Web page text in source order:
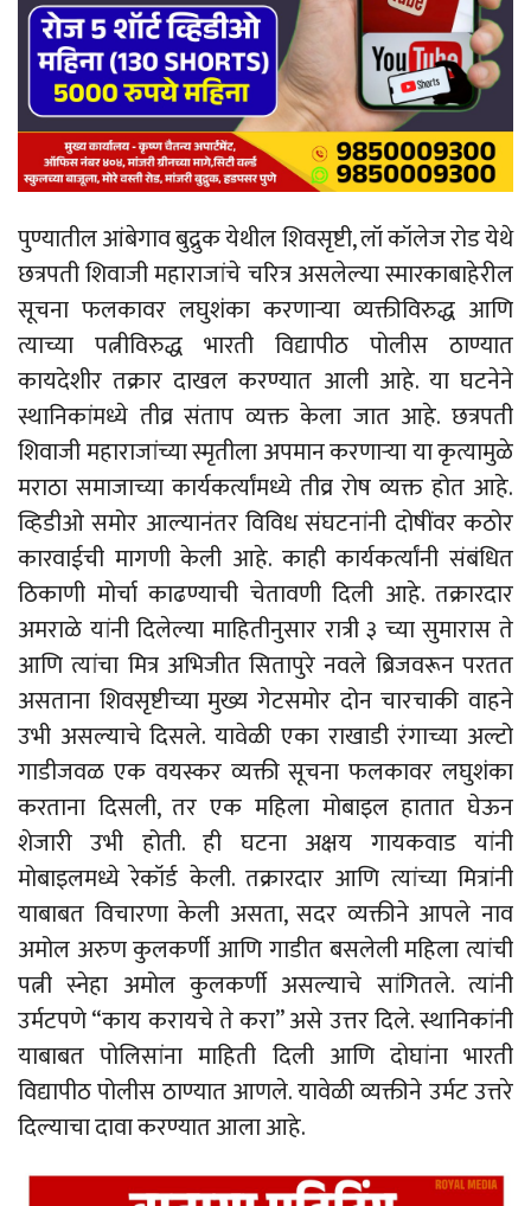
पुण्यातील आंबेगाव बुद्रुक येथील शिवसृष्टी, लॉ कॉलेज रोड येथे
छत्रपती शिवाजी महाराजांचे चरित्र असलेल्या स्मारकाबाहेरील
सूचना फलकावर लघुशंका करणाऱ्या व्यक्तीविरुद्ध आणि
त्याच्या पत्नीविरुद्ध भारती विद्यापीठ पोलीस ठाण्यात
कायदेशीर तक्रार दाखल करण्यात आली आहे. या घटनेने
स्थानिकांमध्ये तीव्र संताप व्यक्त केला जात आहे. छत्रपती
शिवाजी महाराजांच्या स्मृतीला अपमान करणाऱ्या या कृत्यामुळे
मराठा समाजाच्या कार्यकर्त्यांमध्ये तीव्र रोष व्यक्त होत आहे.
व्हिडीओ समोर आल्यानंतर विविध संघटनांनी दोषींवर कठोर
कारवाईची मागणी केली आहे. काही कार्यकर्त्यांनी संबंधित
ठिकाणी मोर्चा काढण्याची चेतावणी दिली आहे. तक्रारदार
अमराळे यांनी दिलेल्या माहितीनुसार रात्री ३ च्या सुमारास ते
आणि त्यांचा मित्र अभिजीत सितापुरे नवले ब्रिजवरून परतत
असताना शिवसृष्टीच्या मुख्य गेटसमोर दोन चारचाकी वाहने
उभी असल्याचे दिसले. यावेळी एका राखाडी रंगाच्या अल्टो
गाडीजवळ एक वयस्कर व्यक्ती सूचना फलकावर लघुशंका
करताना दिसली, तर एक महिला मोबाइल हातात घेऊन
शेजारी उभी होती. ही घटना अक्षय गायकवाड यांनी
मोबाइलमध्ये रेकॉर्ड केली. तक्रारदार आणि त्यांच्या मित्रांनी
याबाबत विचारणा केली असता, सदर व्यक्तीने आपले नाव
अमोल अरुण कुलकर्णी आणि गाडीत बसलेली महिला त्यांची
पत्नी स्नेहा अमोल कुलकर्णी असल्याचे सांगितले. त्यांनी
उर्मटपणे “काय करायचे ते करा” असे उत्तर दिले. स्थानिकांनी
याबाबत पोलिसांना माहिती दिली आणि दोघांना भारती
विद्यापीठ पोलीस ठाण्यात आणले. यावेळी व्यक्तीने उर्मट उत्तरे
दिल्याचा दावा करण्यात आला आहे.